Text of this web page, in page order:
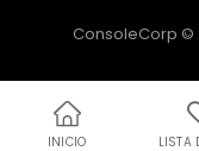
ConsoleCorp ©
INICIO LISTA